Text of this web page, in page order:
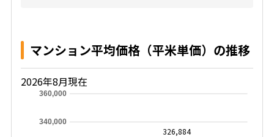
マンション平均価格（平米単価）の推移
2026年8月現在
340,000
360,000
326,884